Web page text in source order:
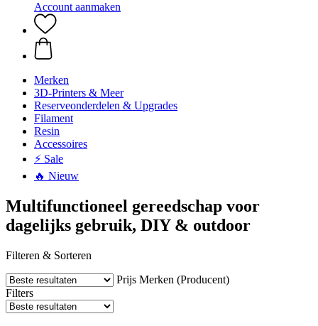
Account aanmaken
Merken
3D-Printers & Meer
Reserveonderdelen & Upgrades
Filament
Resin
Accessoires
⚡ Sale
🔥 Nieuw
Multifunctioneel gereedschap voor
dagelijks gebruik, DIY & outdoor
Filteren & Sorteren
Prijs Merken (Producent)
Filters